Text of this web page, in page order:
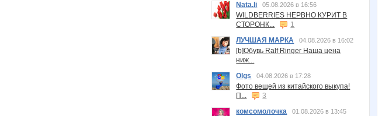
Nata.li 05.08.2026 в 16:56
WILDBERRIES НЕРВНО КУРИТ В
СТОРОНК...
1
ЛУЧШАЯ МАРКА
04.08.2026 в 16:02
[b]Обувь Ralf Ringer Наша цена
ниж...
Olgs
04.08.2026 в 17:28
Фото вещей из китайского выкупа!
П...
3
комсомолочка
01.08.2026 в 13:45